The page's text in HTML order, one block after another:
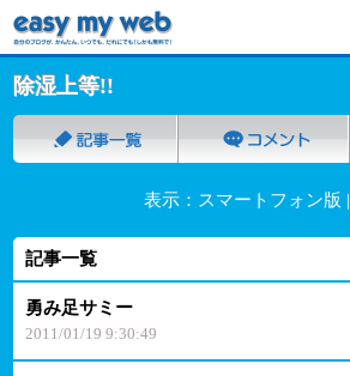
除湿上等!!
表示：スマートフォン版 |
記事一覧
勇み足サミー
2011/01/19 9:30:49